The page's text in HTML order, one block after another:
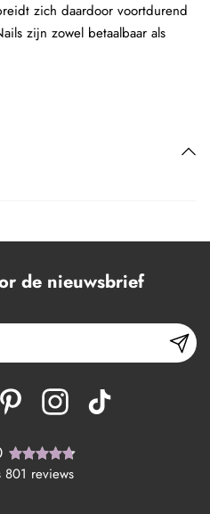
zich daardoor voortdurend
zijn zowel betaalbaar als
de nieuwsbrief
801 reviews